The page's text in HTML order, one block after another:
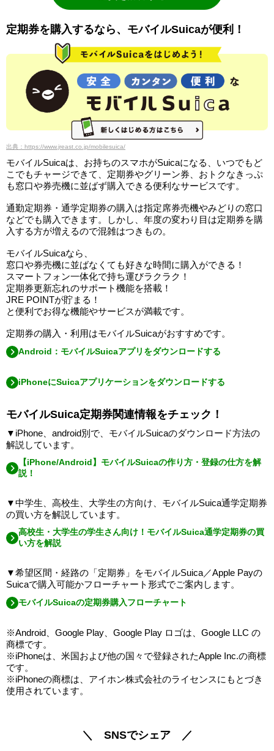
定期券を購入するなら、モバイルSuicaが便利！
出典：https://www.jreast.co.jp/mobilesuica/
モバイルSuicaは、お持ちのスマホがSuicaになる、いつでもど
こでもチャージできて、定期券やグリーン券、おトクなきっぷ
も窓口や券売機に並ばず購入できる便利なサービスです。
通勤定期券・通学定期券の購入は指定席券売機やみどりの窓口
などでも購入できます。しかし、年度の変わり目は定期券を購
入する方が増えるので混雑はつきもの。
モバイルSuicaなら、
窓口や券売機に並ばなくても好きな時間に購入ができる！
スマートフォン一体化で持ち運びラクラク！
定期券更新忘れのサポート機能を搭載！
JRE POINTが貯まる！
と便利でお得な機能やサービスが満載です。
定期券の購入・利用はモバイルSuicaがおすすめです。
Android：モバイルSuicaアプリをダウンロードする
iPhoneにSuicaアプリケーション​をダウンロードする
モバイルSuica定期券関連情報をチェック！
▼iPhone、android別で、モバイルSuicaのダウンロード方法の
解説しています。
【iPhone/Android】モバイルSuicaの作り方・登録の仕方を解
説！
▼中学生、高校生、大学生の方向け、モバイルSuica通学定期券
の買い方を解説しています。
高校生・大学生の学生さん向け！モバイルSuica通学定期券の買
い方を解説
▼希望区間・経路の「定期券」をモバイルSuica／Apple Payの
Suicaで購入可能かフローチャート形式でご案内します。
モバイルSuicaの定期券購入フローチャート
※Android、Google Play、Google Play ロゴは、Google LLC の
商標です。​
※iPhoneは、米国および他の国々で登録されたApple Inc.の商標
です。
※​iPhoneの商標は、アイホン株式会社のライセンスにもとづき
使用されています。​
＼ SNSでシェア ／